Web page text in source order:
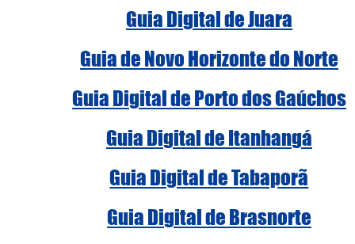
Guia Digital de Juara
Guia de Novo Horizonte do Norte
Guia Digital de Porto dos Gaúchos
Guia Digital de Itanhangá
Guia Digital de Tabaporã
Guia Digital de Brasnorte